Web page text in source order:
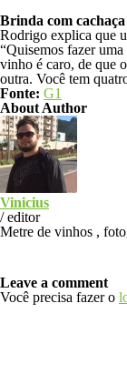
Brinda com cachaça
Rodrigo explica que
“Quisemos fazer
vinho é caro, de que
outra. Você tem
Fonte: G1
About Author
Vinicius
/editor
Metre de vinhos ,
Leave a comment
Você precisa fazer o